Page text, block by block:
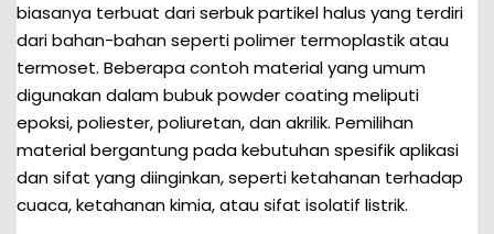
biasanya terbuat dari serbuk partikel halus yang terdiri
dari bahan-bahan seperti polimer termoplastik atau
termoset. Beberapa contoh material yang umum
digunakan dalam bubuk powder coating meliputi
epoksi, poliester, poliuretan, dan akrilik. Pemilihan
material bergantung pada kebutuhan spesifik aplikasi
dan sifat yang diinginkan, seperti ketahanan terhadap
cuaca, ketahanan kimia, atau sifat isolatif listrik.